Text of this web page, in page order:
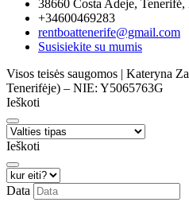
38660 Costa Adeje, Tenerifė,
+34600469283
rentboattenerife@gmail.com
Susisiekite su mumis
Visos teisės saugomos | Kateryna
Tenerifėje) – NIE: Y5065763G
Ieškoti
Ieškoti
Data